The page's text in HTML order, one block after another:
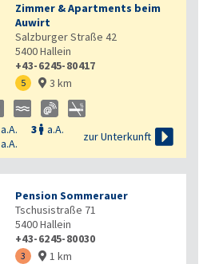
Zimmer & Apartments beim
Auwirt
Salzburger Straße 42
5400Hallein
+43-6245-80417
5  3 km
a.A. 3  a.A.
a.A.
zur Unterkunft 
Pension Sommerauer
Tschusistraße 71
5400Hallein
+43-6245-80030
3  1 km